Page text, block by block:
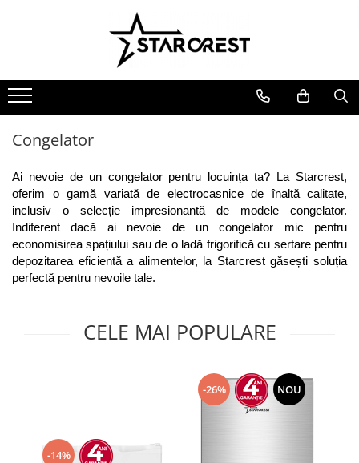
Electrocasnice Mari
Aparate frigorifice
Combină frigorifică
Congelator
Frigider
Ladă frigorifică
Vitrină frigorifică
Vitrină de vinuri
Masini de spalat vase
Hotă bucătărie
Plită incorporabilă
Cuptor cu microunde
Electrocasnice Mici
Electrocasnice bucătărie
Accesorii bucătărie
Aparat clătite
Aparat popcorn
Aparat vafe
Aparat de vidat alimente
Role pungi vidat
Blendere & Tocatoare
Espressor cafea
Fierbător apă
Mașină de făcut gheață
Dispozitive smart home
Ingrijire personală
Aparate & Accesorii ingrijire
Congelator
Ai nevoie de un congelator pentru locuința ta? La Starcrest,
oferim o gamă variată de electrocasnice de înaltă calitate,
inclusiv o selecție impresionantă de modele congelator.
Indiferent dacă ai nevoie de un congelator mic pentru
economisirea spațiului sau de o ladă frigorifică cu sertare pentru
depozitarea eficientă a alimentelor, la Starcrest găsești soluția
perfectă pentru nevoile tale.
CELE MAI POPULARE
-14%
-26% NOU